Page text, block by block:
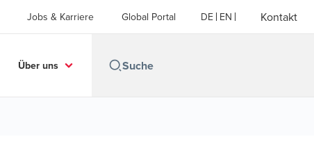
Jobs & Karriere Global Portal DE EN Kontakt
Über uns